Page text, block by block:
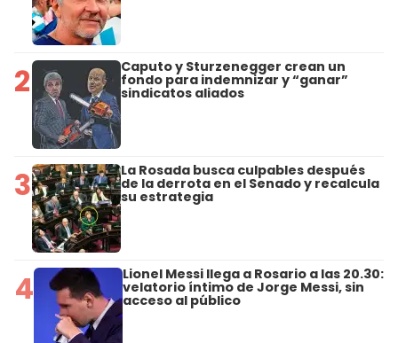
2 Caputo y Sturzenegger crean un
fondo para indemnizar y “ganar”
sindicatos aliados
3 La Rosada busca culpables después
de la derrota en el Senado y recalcula
su estrategia
4 Lionel Messi llega a Rosario a las 20.30:
velatorio íntimo de Jorge Messi, sin
acceso al público